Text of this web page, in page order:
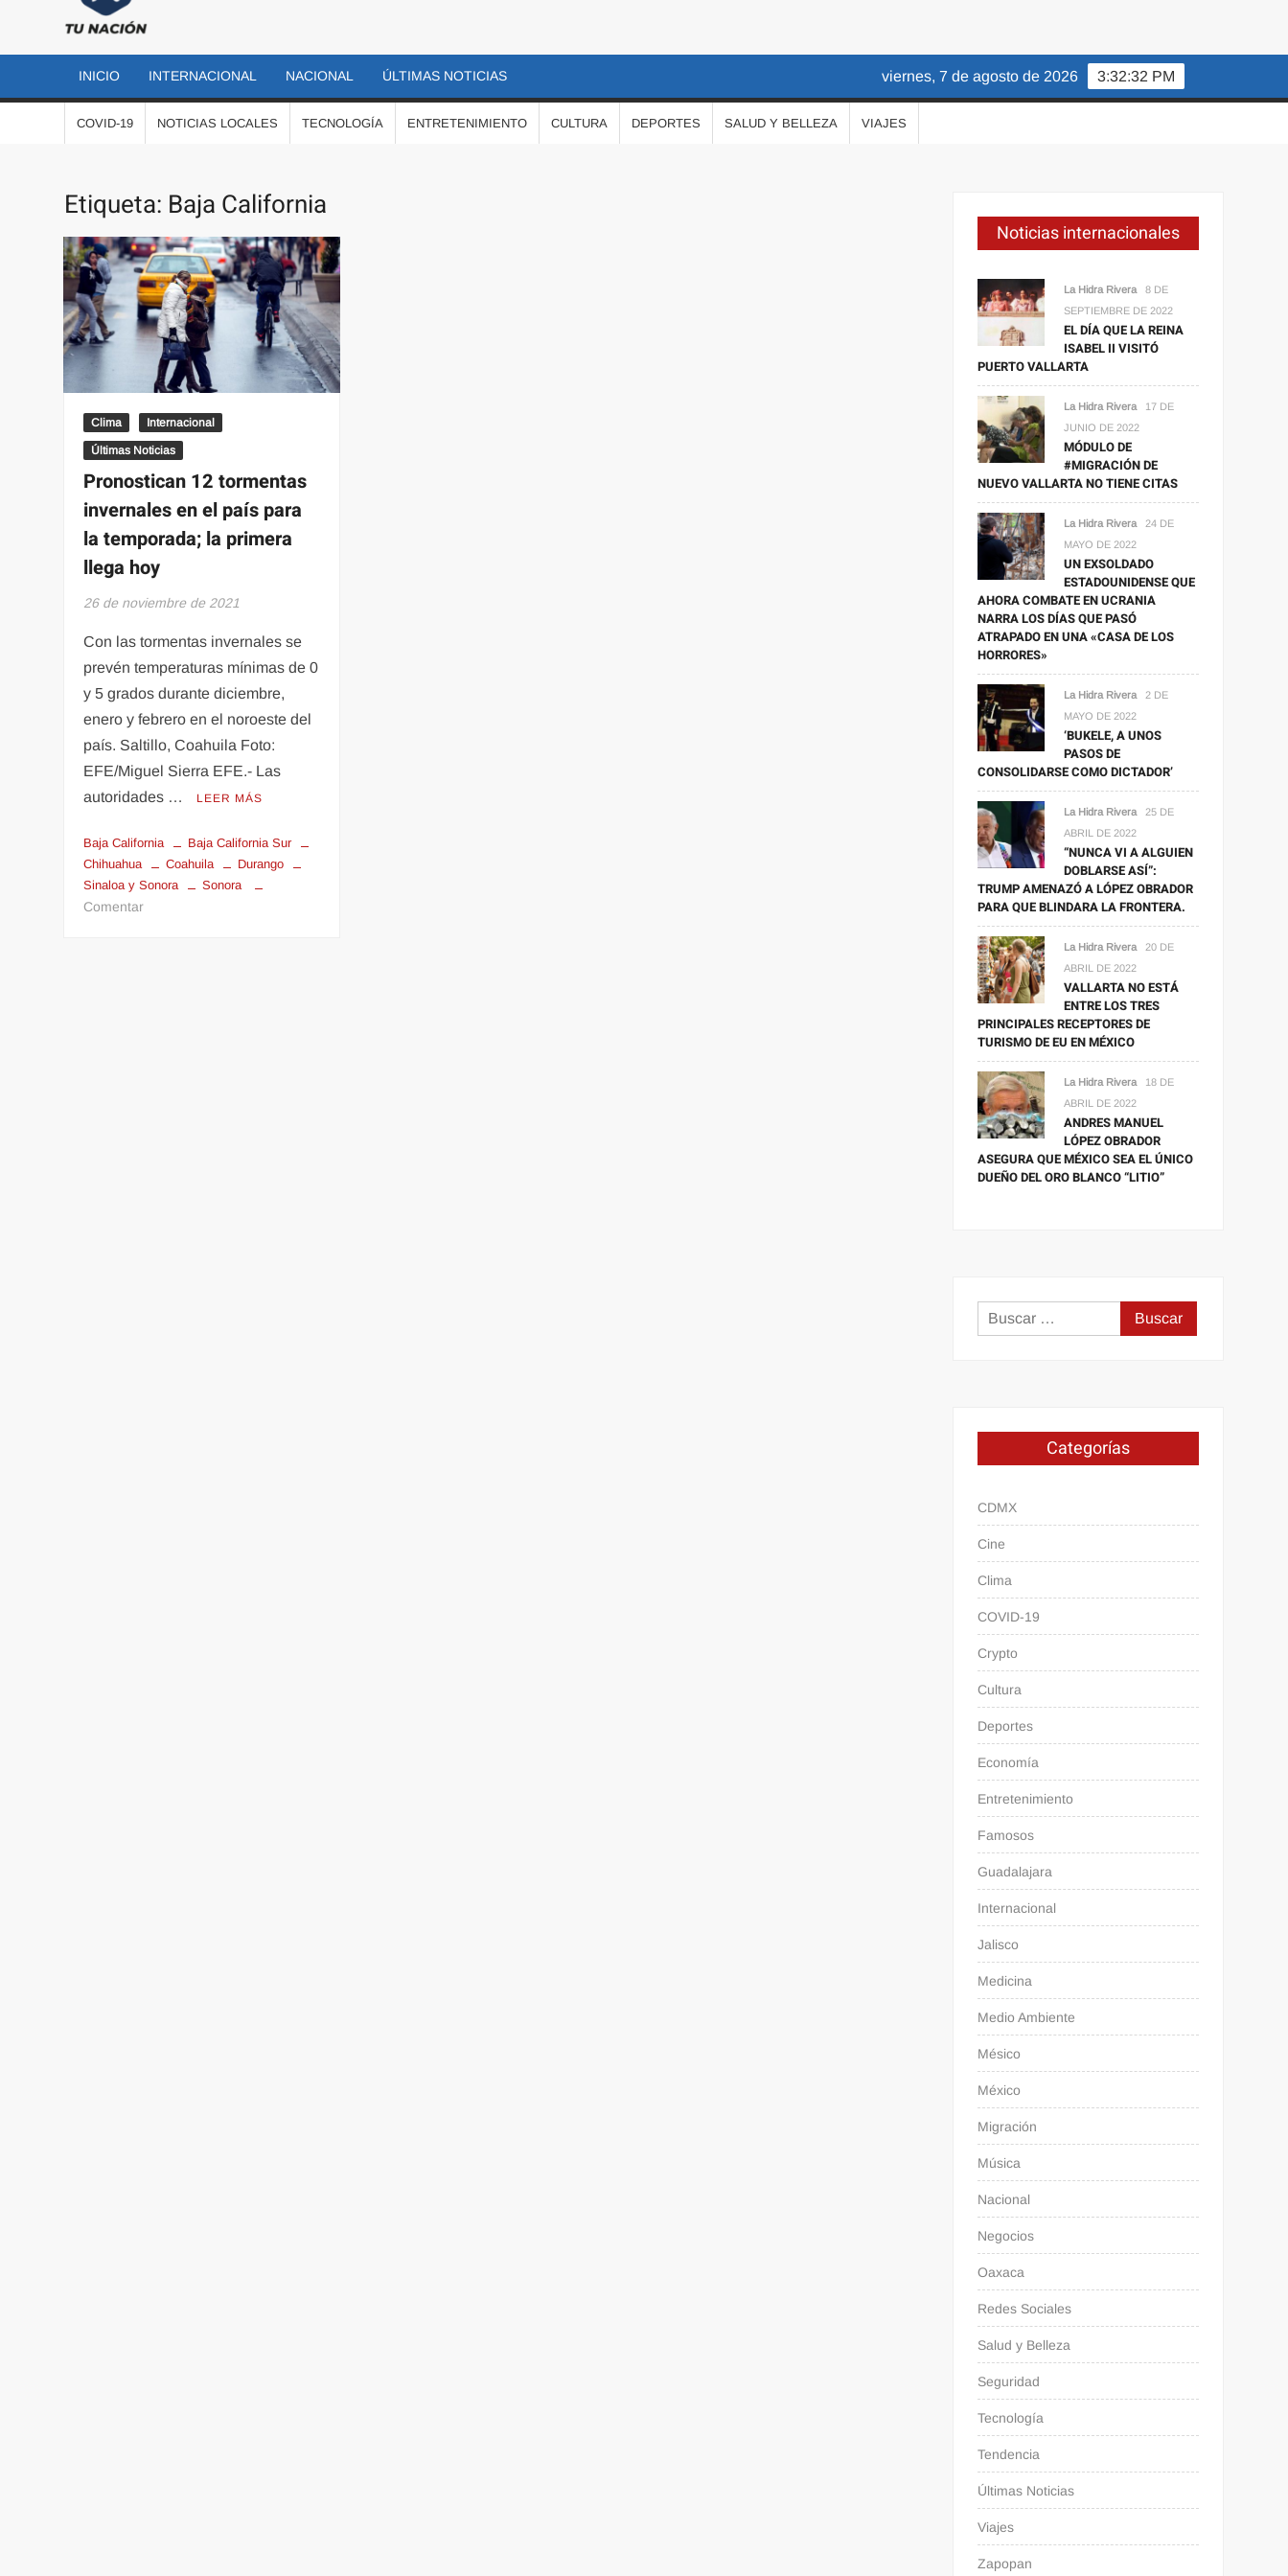
NACIÓN
más
importantes
al momento
INICIO INTERNACIONAL NACIONAL ÚLTIMAS NOTICIAS 3:32:33 PM
viernes, 7 de agosto de 2026
COVID-19 NOTICIAS LOCALES TECNOLOGÍA ENTRETENIMIENTO CULTURA DEPORTES SALUD Y BELLEZA VIAJES
Etiqueta: Baja California
Clima Internacional
Últimas Noticias
Pronostican 12 tormentas
invernales en el país para
la temporada; la primera
llega hoy
26 de noviembre de 2021
Con las tormentas invernales se
prevén temperaturas mínimas de 0
y 5 grados durante diciembre,
enero y febrero en el noroeste del
país. Saltillo, Coahuila Foto:
EFE/Miguel Sierra EFE.- Las
autoridades …
LEER MÁS
Baja California
Baja California Sur
Chihuahua
Coahuila
Durango
Sinaloa y Sonora
Sonora
Comentaren
Noticias internacionales
La Hidra Rivera
8 DE
SEPTIEMBRE DE 2022
EL DÍA QUE LA REINA
ISABEL II VISITÓ
PUERTO VALLARTA
La Hidra Rivera
17 DE
JUNIO DE 2022
MÓDULO DE
#MIGRACIÓN DE
NUEVO VALLARTA NO TIENE CITAS
La Hidra Rivera
24 DE
MAYO DE 2022
UN EXSOLDADO
ESTADOUNIDENSE QUE
AHORA COMBATE EN UCRANIA
NARRA LOS DÍAS QUE PASÓ
ATRAPADO EN UNA «CASA DE LOS
HORRORES»
La Hidra Rivera
2 DE
MAYO DE 2022
‘BUKELE, A UNOS
PASOS DE
CONSOLIDARSE COMO DICTADOR’
La Hidra Rivera
25 DE
ABRIL DE 2022
“NUNCA VI A ALGUIEN
DOBLARSE ASÍ”:
TRUMP AMENAZÓ A LÓPEZ OBRADOR
PARA QUE BLINDARA LA FRONTERA.
La Hidra Rivera
20 DE
ABRIL DE 2022
VALLARTA NO ESTÁ
ENTRE LOS TRES
PRINCIPALES RECEPTORES DE
TURISMO DE EU EN MÉXICO
La Hidra Rivera
18 DE
ABRIL DE 2022
ANDRES MANUEL
LÓPEZ OBRADOR
ASEGURA QUE MÉXICO SEA EL ÚNICO
DUEÑO DEL ORO BLANCO “LITIO”
Buscar:
Categorías
CDMX
Cine
Clima
COVID-19
Crypto
Cultura
Deportes
Economía
Entretenimiento
Famosos
Guadalajara
Internacional
Jalisco
Medicina
Medio Ambiente
Mésico
México
Migración
Música
Nacional
Negocios
Oaxaca
Redes Sociales
Salud y Belleza
Seguridad
Tecnología
Tendencia
Últimas Noticias
Viajes
Zapopan